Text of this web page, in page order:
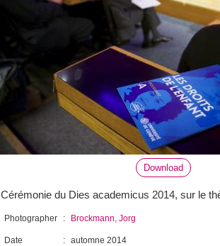
Download
Cérémonie du Dies academicus 2014, sur le
Photographer : Brockmann, Jorg
Date : automne 2014